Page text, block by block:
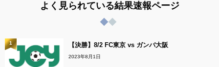
よく見られている結果速報ページ
【決勝】8/2 FC東京 vs ガンバ大阪
2023年8月1日
1